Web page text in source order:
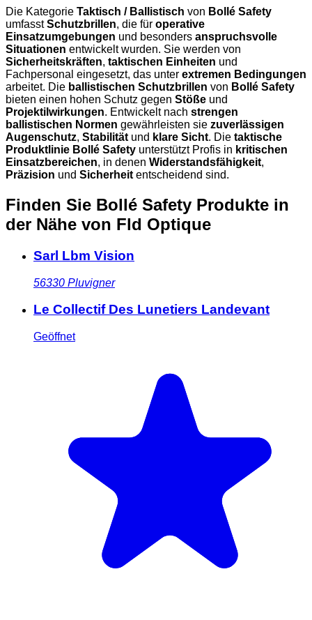
Die Kategorie Taktisch / Ballistisch von Bollé Safety
umfasstSchutzbrillen, die für operative
Einsatzumgebungen und besonders anspruchsvolle
Situationen entwickelt wurden. Sie werden von
Sicherheitskräften, taktischen Einheiten und
Fachpersonal eingesetzt, das unter extremen Bedingungen
arbeitet. Die ballistischen Schutzbrillen von Bollé Safety
bieten einen hohen Schutz gegen Stöße und
Projektilwirkungen. Entwickelt nach strengen
ballistischen Normen gewährleisten sie zuverlässigen
Augenschutz, Stabilität und klare Sicht. Die taktische
Produktlinie Bollé Safety unterstützt Profis in kritischen
Einsatzbereichen, in denen Widerstandsfähigkeit,
Präzision und Sicherheit entscheidend sind.
Finden Sie Bollé Safety Produkte in
der Nähe von Fld Optique
Sarl Lbm Vision
56330 Pluvigner
Le Collectif Des Lunetiers Landevant
Geöffnet